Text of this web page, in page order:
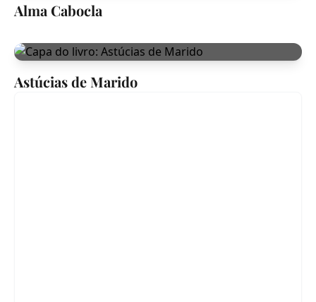
Alma Cabocla
Astúcias de Marido